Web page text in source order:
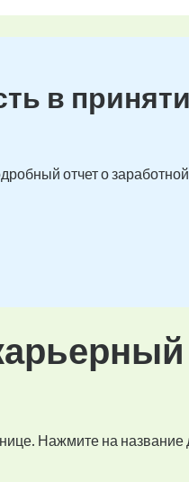
в
отчет о
Нажмите на